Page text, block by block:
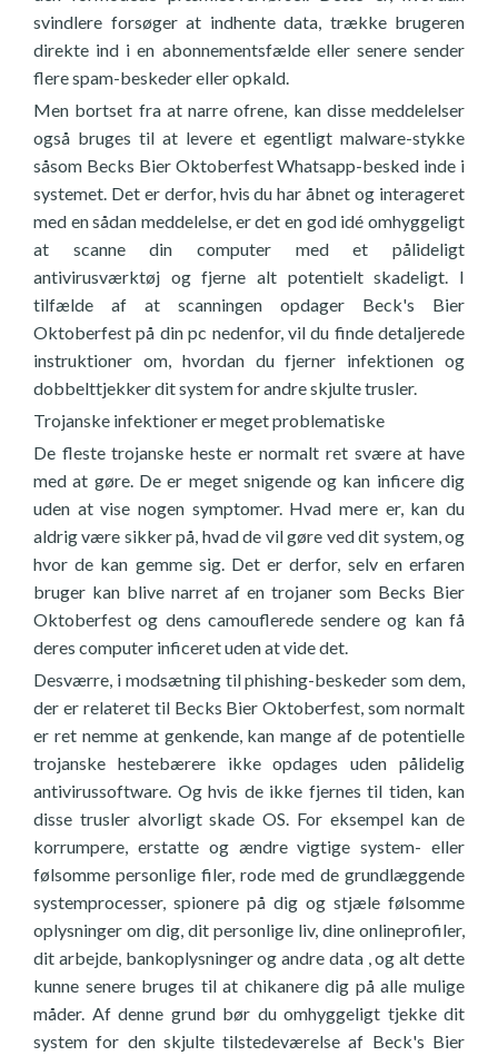
svindlere forsøger at indhente data, trække brugeren
direkte ind i en abonnementsfælde eller senere sender
flere spam-beskeder eller opkald.
Men bortset fra at narre ofrene, kan disse meddelelser
også bruges til at levere et egentligt malware-stykke
såsom Becks Bier Oktoberfest Whatsapp-besked inde i
systemet. Det er derfor, hvis du har åbnet og interageret
med en sådan meddelelse, er det en god idé omhyggeligt
at scanne din computer med et pålideligt
antivirusværktøj og fjerne alt potentielt skadeligt. I
tilfælde af at scanningen opdager Beck's Bier
Oktoberfest på din pc nedenfor, vil du finde detaljerede
instruktioner om, hvordan du fjerner infektionen og
dobbelttjekker dit system for andre skjulte trusler.
Trojanske infektioner er meget problematiske
De fleste trojanske heste er normalt ret svære at have
med at gøre. De er meget snigende og kan inficere dig
uden at vise nogen symptomer. Hvad mere er, kan du
aldrig være sikker på, hvad de vil gøre ved dit system, og
hvor de kan gemme sig. Det er derfor, selv en erfaren
bruger kan blive narret af en trojaner som Becks Bier
Oktoberfest og dens camouflerede sendere og kan få
deres computer inficeret uden at vide det.
Desværre, i modsætning til phishing-beskeder som dem,
der er relateret til Becks Bier Oktoberfest, som normalt
er ret nemme at genkende, kan mange af de potentielle
trojanske hestebærere ikke opdages uden pålidelig
antivirussoftware. Og hvis de ikke fjernes til tiden, kan
disse trusler alvorligt skade OS. For eksempel kan de
korrumpere, erstatte og ændre vigtige system- eller
følsomme personlige filer, rode med de grundlæggende
systemprocesser, spionere på dig og stjæle følsomme
oplysninger om dig, dit personlige liv, dine onlineprofiler,
dit arbejde, bankoplysninger og andre data , og alt dette
kunne senere bruges til at chikanere dig på alle mulige
måder. Af denne grund bør du omhyggeligt tjekke dit
system for den skjulte tilstedeværelse af Beck's Bier